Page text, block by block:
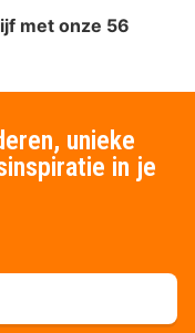
met onze 56
unieke
in je